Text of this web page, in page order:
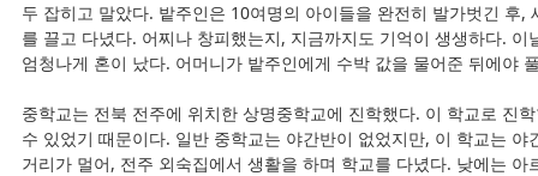
두 잡히고 말았다. 밭주인은 10여명의 아이들을 완전히 발가벗긴 후,
를 끌고 다녔다. 어찌나 창피했는지, 지금까지도 기억이 생생하다. 이
엄청나게 혼이 났다. 어머니가 밭주인에게 수박 값을 물어준 뒤에야
중학교는 전북 전주에 위치한 상명중학교에 진학했다. 이 학교로 진
수 있었기 때문이다. 일반 중학교는 야간반이 없었지만, 이 학교는 야
거리가 멀어, 전주 외숙집에서 생활을 하며 학교를 다녔다. 낮에는 아